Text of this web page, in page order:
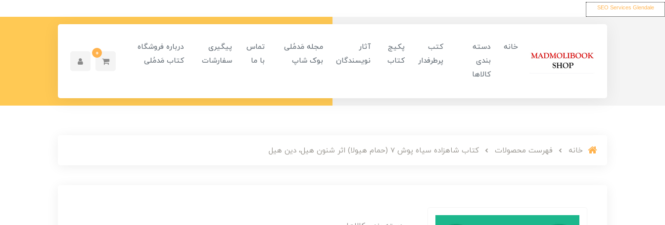
SEO Services Glendale
خانه
دسته
بندی
کالاها
کتب
پرطرفدار
پکیج
کتاب
آثار
نویسندگان
مجله مَدمُلی
بوک شاپ
تماس
با ما
پیگیری
سفارشات
درباره فروشگاه
کتاب مَدمُلی
0
خانه فهرست محصولات کتاب شاهزاده سیاه پوش 7 (حمام هیولا) اثر شنون هیل، دین هیل